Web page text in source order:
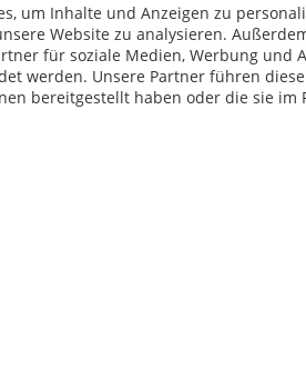
Shop
um Inhalte und Anzeigen zu
Website zu analysieren.
für soziale Medien, Werbung und
werden. Unsere Partner führen
bereitgestellt haben oder die sie